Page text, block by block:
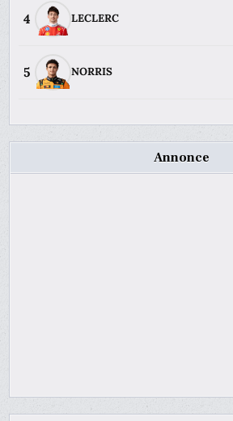
4 LECLERC
5 NORRIS
Annonce